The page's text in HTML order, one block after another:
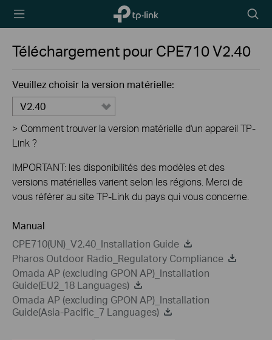
TP-Link,
Reliably
icon
Téléchargement pourCPE710V2.40
Veuillez choisir la version matérielle:
V2.40
> Comment trouver la version matérielle d'un appareil TP-
Link ?
IMPORTANT: les disponibilités des modèles et des
versions matérielles varient selon les régions. Merci de
vous référer au site TP-Link du pays qui vous concerne.
Manual
CPE710(UN)_V2.40_Installation Guide
Pharos Outdoor Radio_Regulatory Compliance
Omada AP (excluding GPON AP)_Installation
Guide(EU2_18 Languages)
Omada AP (excluding GPON AP)_Installation
Guide(Asia-Pacific_7 Languages)